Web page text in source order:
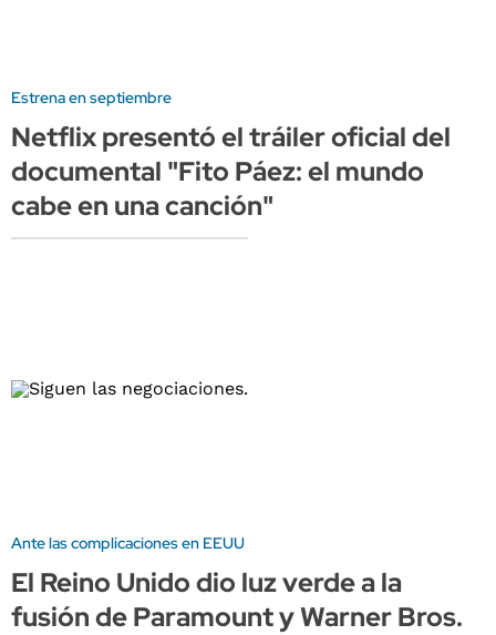
Estrena en septiembre
Netflix presentó el tráiler oficial del
documental "Fito Páez: el mundo
cabe en una canción"
Ante las complicaciones en EEUU
El Reino Unido dio luz verde a la
fusión de Paramount y Warner Bros.